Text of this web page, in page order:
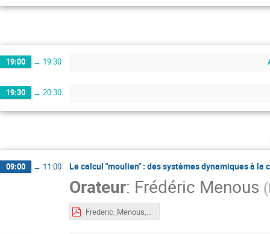
19:00 → 19:30
19:30 → 20:30
09:00 → 11:00 Le calcul "moulien" : des systèmes dynamiques à la
Orateur: Frédéric Menous (
Frederic_Menous, systemes_dynamiques_combinatoire.pdf